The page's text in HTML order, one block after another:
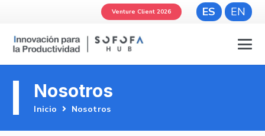
Venture Client 2026 ES EN
Nosotros
Inicio Nosotros